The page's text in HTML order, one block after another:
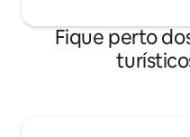
Fique perto